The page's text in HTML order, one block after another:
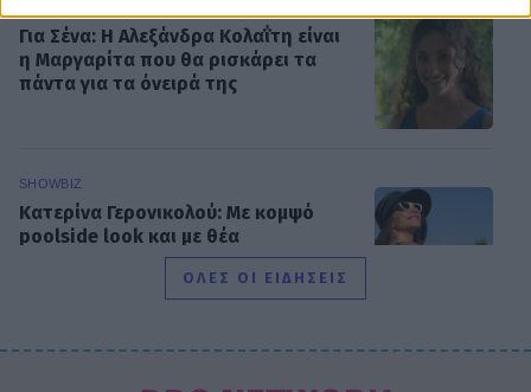
Για Σένα: Η Αλεξάνδρα Κολαΐτη είναι
η Μαργαρίτα που θα ρισκάρει τα
πάντα για τα όνειρά της
SHOWBIZ
Κατερίνα Γερονικολού: Με κομψό
poolside look και με θέα
ΟΛΕΣ ΟΙ ΕΙΔΗΣΕΙΣ